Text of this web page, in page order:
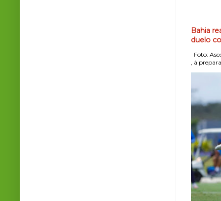
Bahia
duelo
Foto:
, à